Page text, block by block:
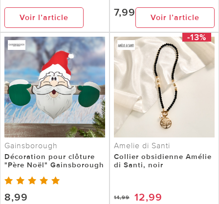
Voir l’article 7,99 Voir l’article
Gainsborough
Décoration pour clôture
"Père Noël" Gainsborough
8,99
-13%
Amelie di Santi
Collier obsidienne Amélie
di Santi, noir
14,99 12,99